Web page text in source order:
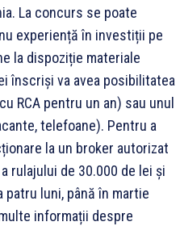
La concurs se poate
experiență în investiții pe
la dispoziție materiale
înscriși va avea posibilitatea
RCA pentru un an) sau unul
telefoane). Pentru a
la un broker autorizat
rulajului de 30.000 de lei și
luni, până în martie
informații despre